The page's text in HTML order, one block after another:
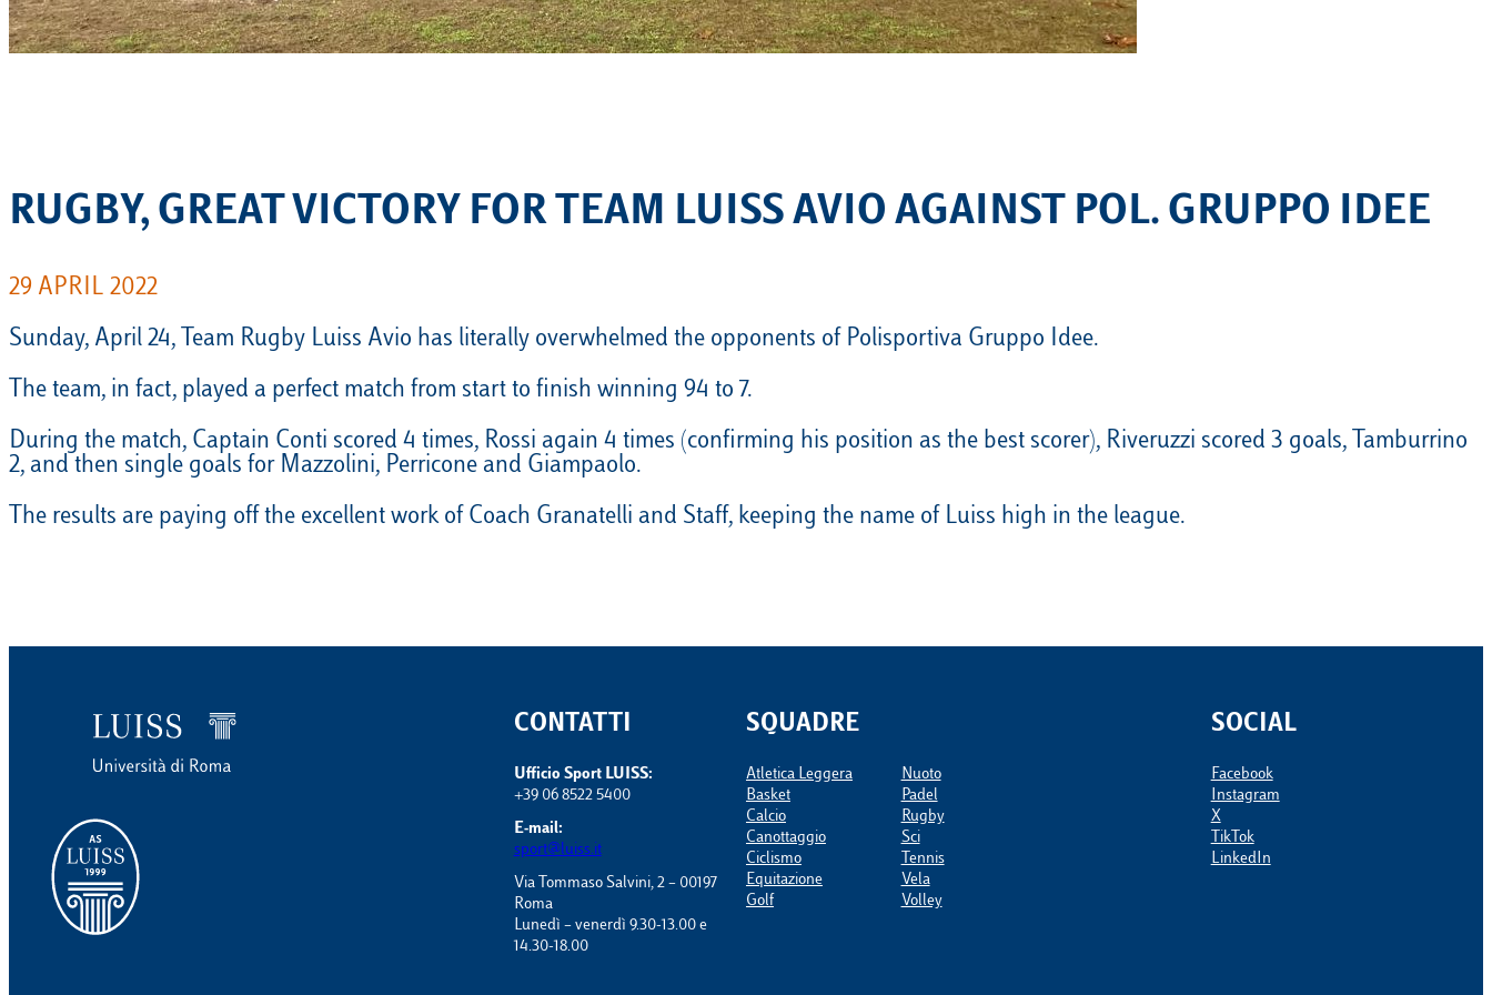
EQUITAZIONE CalendarioRosterNewsVELA
RUGBY, GREAT VICTORY FOR TEAM LUISS AVIO AGAINST POL. GRUPPO IDEE
29 APRIL 2022
Sunday, April 24, Team Rugby Luiss Avio has literally overwhelmed the opponents of Polisportiva Gruppo Idee.
The team, in fact, played a perfect match from start to finish winning 94 to 7.
During the match, Captain Conti scored 4 times, Rossi again 4 times (confirming his position as the best scorer), Riveruzzi scored 3 goals, Tamburrino
2, and then single goals for Mazzolini, Perricone and Giampaolo.
The results are paying off the excellent work of Coach Granatelli and Staff, keeping the name of Luiss high in the league.
CONTATTI
Ufficio Sport LUISS:
+39 06 8522 5400
E-mail:
sport@luiss.it
Via Tommaso Salvini, 2 – 00197
Roma
Lunedì – venerdì 9.30-13.00 e
14.30-18.00
SQUADRE
Atletica Leggera
Basket
Calcio
Canottaggio
Ciclismo
Equitazione
Golf
Nuoto
Padel
Rugby
Sci
Tennis
Vela
Volley
SOCIAL
Facebook
Instagram
X
TikTok
LinkedIn